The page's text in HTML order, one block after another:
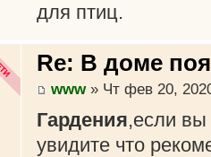
для птиц.
Re: В доме
www» Чт фев 20,
Гардения,если вы
увидите что